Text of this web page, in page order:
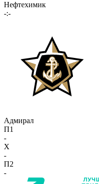
Нефтехимик
-:-
Адмирал
П1
-
X
-
П2
-